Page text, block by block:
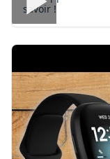
savoir !